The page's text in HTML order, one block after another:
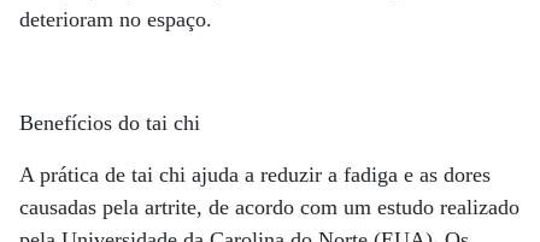
deterioram no espaço.
Benefícios do tai chi
A prática de tai chi ajuda a reduzir a fadiga e as dores
causadas pela artrite, de acordo com um estudo realizado